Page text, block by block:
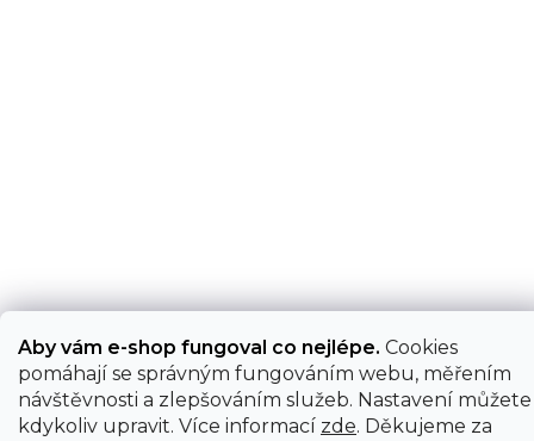
Aby vám e-shop fungoval co nejlépe. Cookies
pomáhají se správným fungováním webu, měřením
návštěvnosti a zlepšováním služeb. Nastavení můžete
kdykoliv upravit. Více informací zde. Děkujeme za